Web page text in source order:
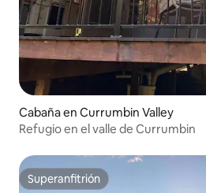
Cabaña en Currumbin Valley
Refugio en el valle de Currumbin
Superanfitrión
Superanfitrión